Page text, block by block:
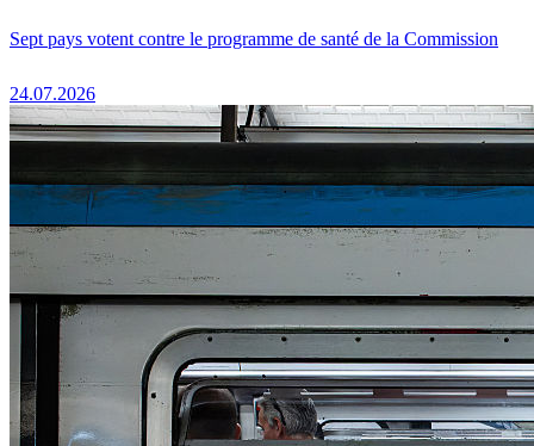
Sept pays votent contre le programme de santé de la Commission
24.07.2026